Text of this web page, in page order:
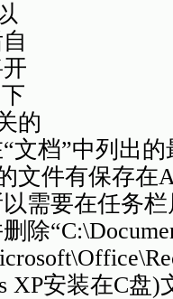
的
文档”中列出
文件有保存在
需要在任务
除
XP安装在C盘